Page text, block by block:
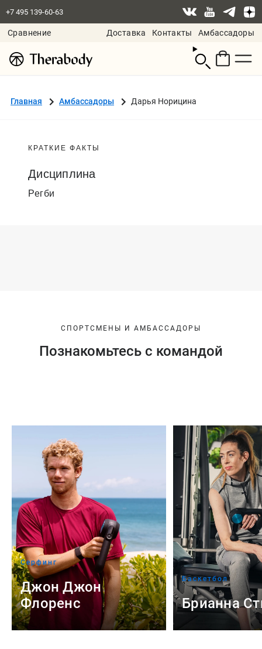
+7 495 139-60-63
Сравнение Доставка Контакты
Амбассадоры
Смотреть
корзину
Главная Амбассадоры Дарья Норицина
КРАТКИЕ ФАКТЫ
Дисциплина
Регби
СПОРТСМЕНЫ И АМБАССАДОРЫ
Познакомьтесь с командой
Серфинг
Джон Джон
Флоренс
Баскетбол
Брианна